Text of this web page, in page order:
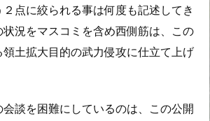
点に絞られる事は何度も記述してき
況をマスコミを含め西側筋は、この
土拡大目的の武力侵攻に仕立て上げ
談を困難にしているのは、この公開